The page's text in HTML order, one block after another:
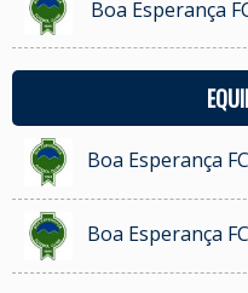
Boa Esperança
Boa Esperança
Boa Esperança